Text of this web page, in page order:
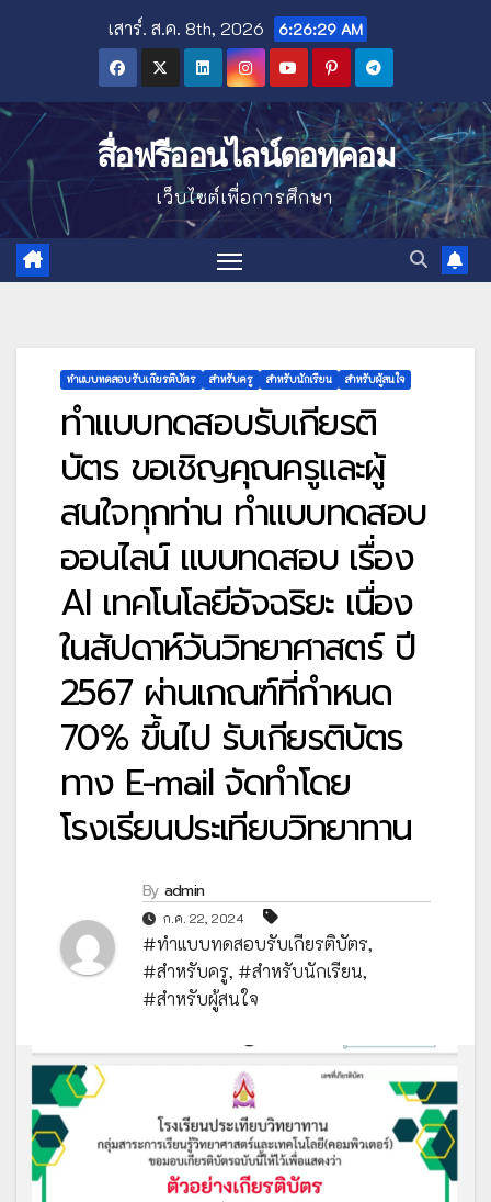
เสาร์. ส.ค. 8th, 2026 6:26:30 AM
สื่อฟรีออนไลน์ดอทคอม
เว็บไซต์เพื่อการศึกษา
ทำแบบทดสอบรับเกียรติบัตร สำหรับครู สำหรับนักเรียน สำหรับผู้สนใจ
ทำแบบทดสอบรับเกียรติ
บัตร ขอเชิญคุณครูและผู้
สนใจทุกท่าน ทำแบบทดสอบ
ออนไลน์ แบบทดสอบ เรื่อง
AI เทคโนโลยีอัจฉริยะ เนื่อง
ในสัปดาห์วันวิทยาศาสตร์ ปี
2567 ผ่านเกณฑ์ที่กำหนด
70% ขึ้นไป รับเกียรติบัตร
ทาง E-mail จัดทำโดย
โรงเรียนประเทียบวิทยาทาน
By admin
ก.ค. 22, 2024
#ทำแบบทดสอบรับเกียรติบัตร,
#สำหรับครู, #สำหรับนักเรียน,
#สำหรับผู้สนใจ